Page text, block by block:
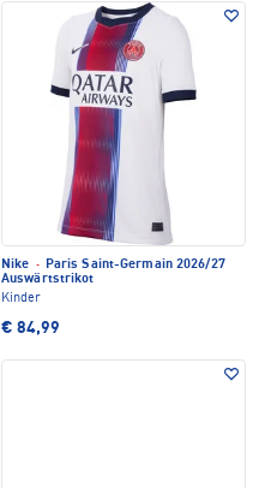
Nike · Paris Saint-Germain 2026/27
Auswärtstrikot
Kinder
€ 84,99